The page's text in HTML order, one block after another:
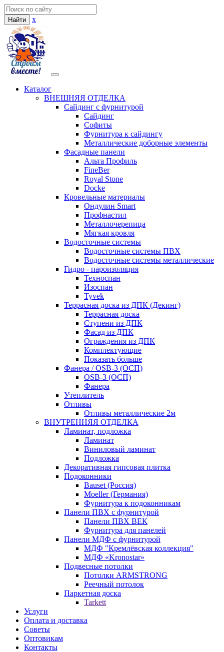
Найти x
Каталог
ВНЕШНЯЯ ОТДЕЛКА
Сайдинг с фурнитурой
Сайдинг
Софиты
Фурнитура к сайдингу
Металлические доборные элементы
Фасадные панели
Альта Профиль
FineBer
Royal Stone
Docke
Кровельные материалы
Ондулин Smart
Профнастил
Металлочерепица
Мягкая кровля
Водосточные системы
Водосточные системы ПВХ
Водосточные системы металлические
Гидро - пароизоляция
Техноспан
Изоспан
Tyvek
Террасная доска из ДПК (Декинг)
Террасная доска
Ступени из ДПК
Фасад из ДПК
Ограждения из ДПК
Комплектующие
Показать больше
Фанера / OSB-3 (ОСП)
OSB-3 (ОСП)
Фанера
Утеплитель
Отливы
Отливы металлические 2м
ВНУТРЕННЯЯ ОТДЕЛКА
Ламинат, подложка
Ламинат
Виниловый ламинат
Подложка
Декоративная гипсовая плитка
Подоконники
Bauset (Россия)
Moeller (Германия)
Фурнитура к подоконникам
Панели ПВХ с фурнитурой
Панели ПВХ ВЕК
Фурнитура для панелей
Панели МДФ с фурнитурой
МДФ "Кремлёвская коллекция"
МДФ «Kronostar»
Подвесные потолки
Потолки ARMSTRONG
Реечный потолок
Паркетная доска
Tarkett
Услуги
Оплата и доставка
Советы
Оптовикам
Контакты